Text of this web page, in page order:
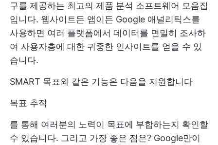
구를 제공하는 최고의 제품 분석 소프트웨어 모음집
입니다. 웹사이트든 앱이든 Google 애널리틱스를
사용하면 여러 플랫폼에서 데이터를 면밀히 조사하
여 사용자층에 대한 귀중한 인사이트를 얻을 수 있
습니다.
SMART 목표와 같은 기능은 다음을 지원합니다
목표 추적
를 통해 여러분의 노력이 목표에 부합하는지 확인할
수 있습니다. 그리고 가장 좋은 점은? Google만이